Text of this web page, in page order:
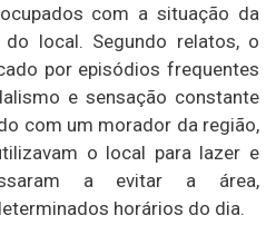
com a situação da
local. Segundo relatos, o
por episódios frequentes
e sensação constante
com um morador da região,
o local para lazer e
a evitar a área,
horários do dia.